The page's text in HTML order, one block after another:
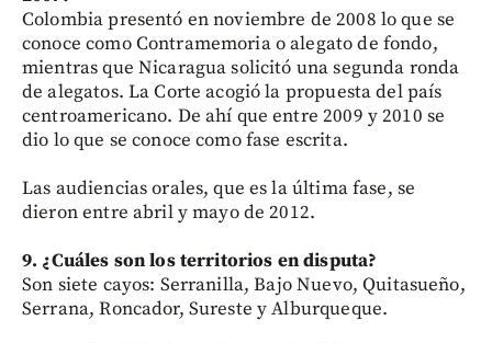
Colombia presentó en noviembre de 2008 lo que se
conoce como Contramemoria o alegato de fondo,
mientras que Nicaragua solicitó una segunda ronda
de alegatos. La Corte acogió la propuesta del país
centroamericano. De ahí que entre 2009 y 2010 se
dio lo que se conoce como fase escrita.
Las audiencias orales, que es la última fase, se
dieron entre abril y mayo de 2012.
9. ¿Cuáles son los territorios en disputa?
Son siete cayos: Serranilla, Bajo Nuevo, Quitasueño,
Serrana, Roncador, Sureste y Alburqueque.